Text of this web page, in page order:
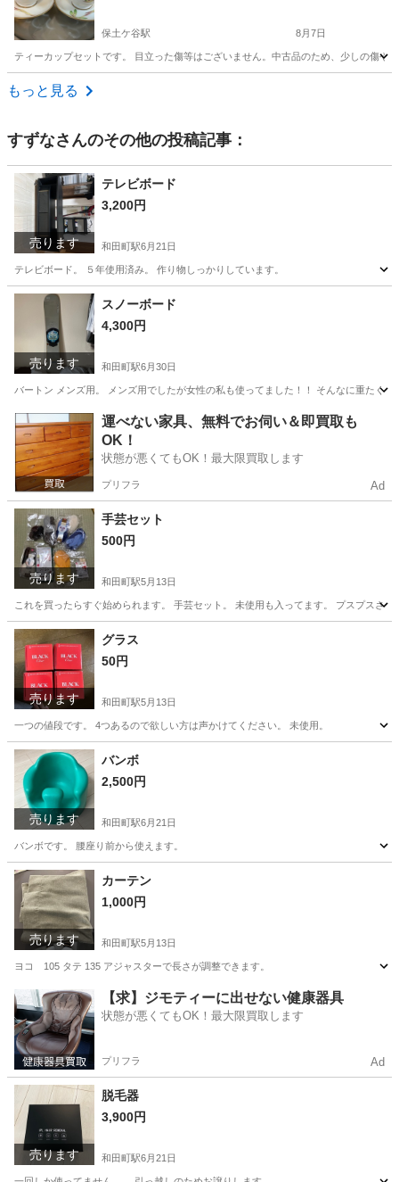
保土ケ谷駅 8月7日
ティーカップセットです。 目立った傷等はございません。中古品のため、少しの傷
神奈川 横浜市
もっと見る
すずなさんのその他の投稿記事：
売ります
テレビボード
3,200円
和田町駅6月21日
テレビボード。 ５年使用済み。 作り物しっかりしています。
神奈川 横浜市 和田町駅
売ります
スノーボード
4,300円
和田町駅6月30日
バートン メンズ用。 メンズ用でしたが女性の私も使ってました！！ そんなに重たく
神奈川 横浜市 和田町駅 スノーボード バートン
運べない家具、無料でお伺い＆即買取も
OK！
状態が悪くてもOK！最大限買取します
プリフラ Ad
売ります
手芸セット
500円
和田町駅5月13日
これを買ったらすぐ始められます。 手芸セット。 未使用も入ってます。 プスプスさ
神奈川 横浜市 和田町駅
売ります
グラス
50円
和田町駅5月13日
一つの値段です。 4つあるので欲しい方は声かけてください。 未使用。
神奈川 横浜市 和田町駅
売ります
バンボ
2,500円
和田町駅6月21日
バンボです。 腰座り前から使えます。
神奈川 横浜市
売ります
カーテン
1,000円
和田町駅5月13日
ヨコ 105 タテ 135 アジャスターで長さが調整できます。
神奈川 横浜市 和田町駅 カーテン、ブラインド カーテン
【求】ジモティーに出せない健康器具
状態が悪くてもOK！最大限買取します
プリフラ Ad
売ります
脱毛器
3,900円
和田町駅6月21日